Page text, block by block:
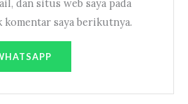
dan situs web saya pada
saya berikutnya.